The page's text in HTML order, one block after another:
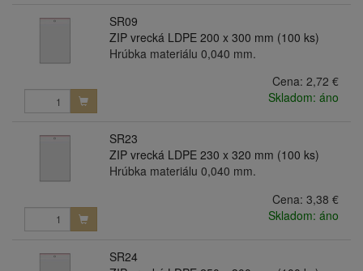
SR09
ZIP vrecká LDPE 200 x 300 mm (100 ks)
Hrúbka materiálu 0,040 mm.
Cena: 2,72 €
Skladom: áno
SR23
ZIP vrecká LDPE 230 x 320 mm (100 ks)
Hrúbka materiálu 0,040 mm.
Cena: 3,38 €
Skladom: áno
SR24